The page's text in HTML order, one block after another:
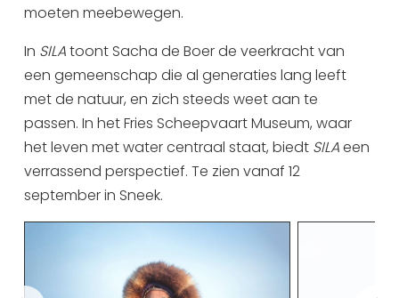
Interactieve plattegrond van Sneek
Winkelen in Sneek
Bootverhuur
moeten meebewegen.
In SILAtoont Sacha de Boer de veerkracht van
een gemeenschap die al generaties lang leeft
met de natuur, en zich steeds weet aan te
passen. In het Fries Scheepvaart Museum, waar
het leven met water centraal staat, biedt SILAeen
verrassend perspectief. Te zien vanaf 12
september in Sneek.